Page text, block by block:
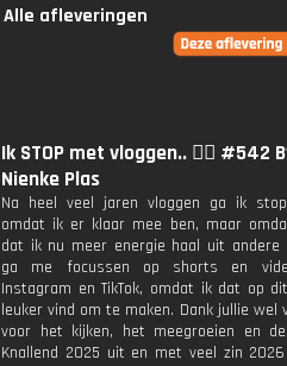
Alle afleveringen
Ik STOP met vloggen.. ✋🏽 #542
Nienke Plas
Na heel veel jaren vloggen ga ik
omdat ik er klaar mee ben, maar
dat ik nu meer energie haal uit andere
ga me focussen op shorts en
Instagram en TikTok, omdat ik dat op
leuker vind om te maken. Dank jullie wel
voor het kijken, het meegroeien en
Knallend 2025 uit en met veel zin